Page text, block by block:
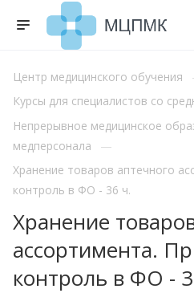
Центр медицинского обучения
Курсы для специалистов со
Непрерывное медицинское
медперсонала
Хранение товаров аптечного
контроль в ФО - 36 ч.
Хранение
ассортимента.
контроль в ФО -